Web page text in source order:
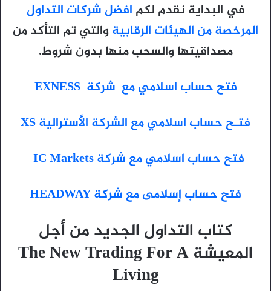
في البداية نقدم لكم افضل شركات التداول
المرخصة من الهيئات الرقابيةوالتي تم التأكد من
مصداقيتها والسحب منها بدون شروط.
فتح حساب اسلامي مع شركة EXNESS
فتـح حساب اسلامي مع الشركة الأسترالية XS
فتح حساب اسلامي مع شركة IC Markets
فتح حساب إسلامى مع شركة HEADWAY
كتاب التداول الجديد من أجل
المعيشة The New Trading For A
Living